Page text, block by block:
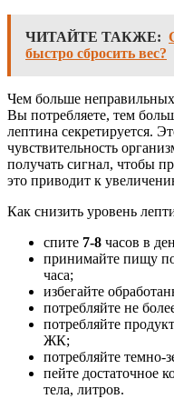
ЧИТАЙТЕ ТАКЖЕ:
быстро сбросить вес?
Чем больше
Вы потребляете, тем
лептина секретируется.
чувствительность
получать сигнал, чтобы
это приводит к
Как снизить уровень
спите 7-8 часов в
принимайте пищу
часа;
избегайте
потребляйте не
потребляйте
ЖК;
потребляйте темно-
пейте достаточное
тела, литров.